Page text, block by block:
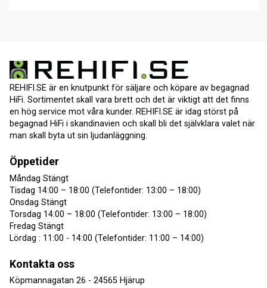
REHIFI.SE är en knutpunkt för säljare och köpare av begagnad
HiFi. Sortimentet skall vara brett och det är viktigt att det finns
en hög service mot våra kunder. REHIFI.SE är idag störst på
begagnad HiFi i skandinavien och skall bli det självklara valet när
man skall byta ut sin ljudanläggning.
Öppetider
Måndag Stängt
Tisdag 14:00 – 18:00 (Telefontider: 13:00 – 18:00)
Onsdag Stängt
Torsdag 14:00 – 18:00 (Telefontider: 13:00 – 18:00)
Fredag Stängt
Lördag : 11:00 - 14:00 (Telefontider: 11:00 – 14:00)
Kontakta oss
Köpmannagatan 26 - 24565 Hjärup